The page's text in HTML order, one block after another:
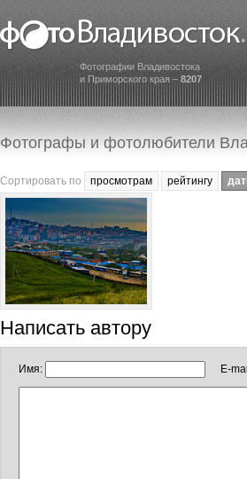
Фотографии Владивостока
и Приморского края – 8207
Фотографы и фотолюбители
Сортировать по просмотрам рейтингу
Написать автору
Имя: E-